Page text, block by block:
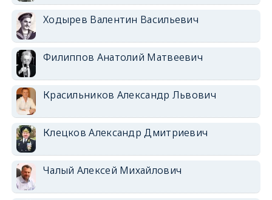
Ходырев Валентин Васильевич
Филиппов Анатолий Матвеевич
Красильников Александр Львович
Клецков Александр Дмитриевич
Чалый Алексей Михайлович